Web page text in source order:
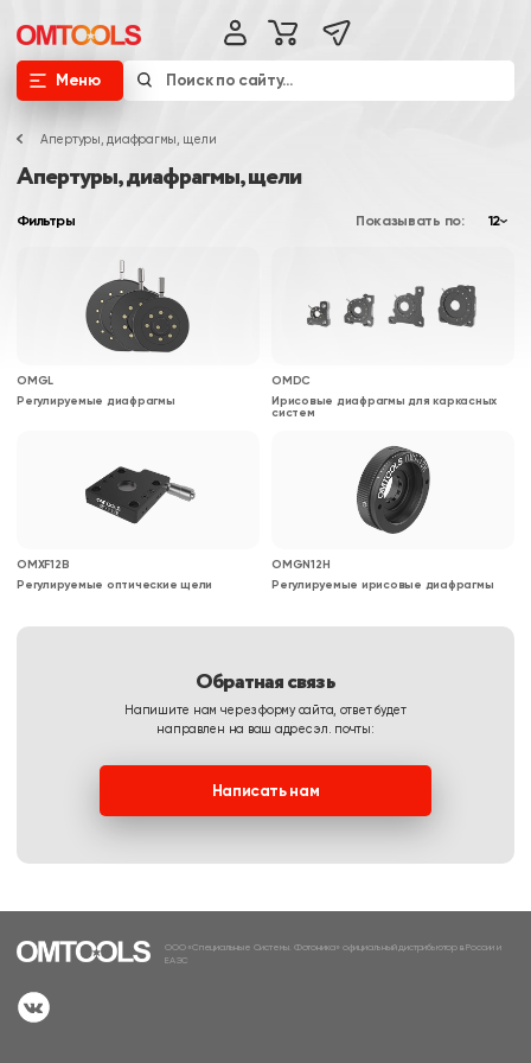
Меню
Апертуры, диафрагмы, щели
Апертуры, диафрагмы, щели
Фильтры Показывать по: 12
OMGL
Регулируемые диафрагмы
OMDC
Ирисовые диафрагмы для каркасных
систем
OMXF12B
Регулируемые оптические щели
OMGN12H
Регулируемые ирисовые диафрагмы
Обратная связь
Напишите нам через форму сайта, ответ будет
направлен на ваш адрес эл. почты:
Написать нам
ООО «Специальные Системы. Фотоника» официальный дистрибьютор в России и
ЕАЭС